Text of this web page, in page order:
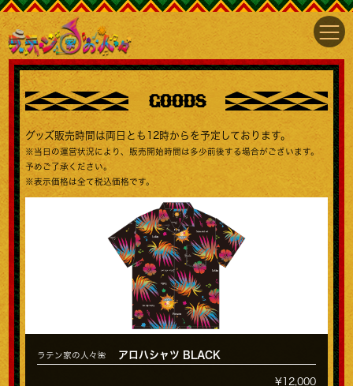
GOODS
グッズ販売時間は両日とも12時からを予定しております。
※当日の運営状況により、販売開始時間は多少前後する場合がございます。
予めご了承ください。
※表示価格は全て税込価格です。
ラテン家の人々🌺 アロハシャツ BLACK
¥12,000